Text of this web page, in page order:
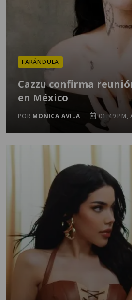
FARÁNDULA
Cazzu confirma
en México
POR MONICA AVILA 01:49 PM,